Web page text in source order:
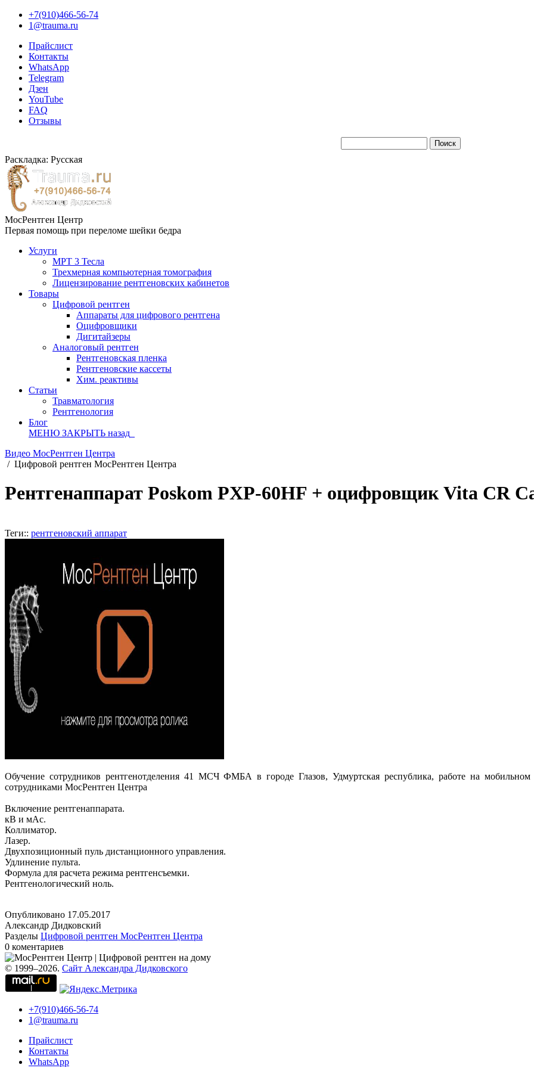
+7(910)466-56-74
1@trauma.ru
Прайслист
Контакты
WhatsApp
Telegram
Дзен
YouTube
FAQ
Отзывы
Раскладка: Русская
МосРентген Центр
Первая помощь при переломе шейки бедра
Услуги
МРТ 3 Тесла
Трехмерная компьютерная томография
Лицензирование рентгеновских кабинетов
Товары
Цифровой рентген
Аппараты для цифрового рентгена
Оцифровщики
Дигитайзеры
Аналоговый рентген
Рентгеновская пленка
Рентгеновские кассеты
Хим. реактивы
Статьи
Травматология
Рентгенология
Блог
МЕНЮ ЗАКРЫТЬ назад
Видео МосРентген Центра
/ Цифровой рентген МосРентген Центра
Рентгенаппарат Poskom PXP-60HF + оцифровщик Vita CR
Теги:: рентгеновский аппарат
Обучение сотрудников рентгенотделения 41 МСЧ ФМБА в городе Глазов, Удмуртская республика, работе на
сотрудниками МосРентген Центра
Включение рентгенаппарата.
кВ и мАс.
Коллиматор.
Лазер.
Двухпозиционный пуль дистанционного управления.
Удлинение пульта.
Формула для расчета режима рентгенсъемки.
Рентгенологический ноль.
Опубликовано 17.05.2017
Александр Дидковский
Разделы Цифровой рентген МосРентген Центра
0 коментариев
© 1999–2026. Сайт Александра Дидковского
+7(910)466-56-74
1@trauma.ru
Прайслист
Контакты
WhatsApp